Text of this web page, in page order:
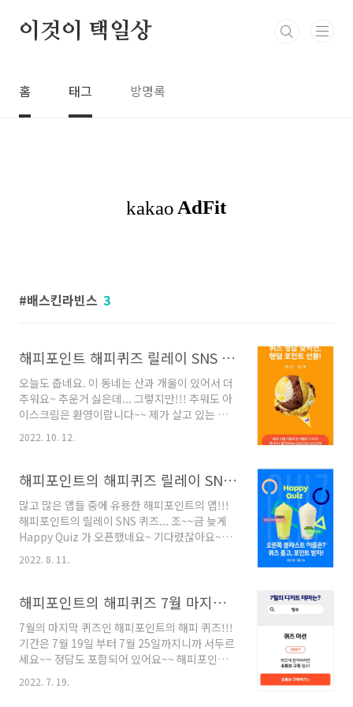
이것이 택일상
홈 태그 방명록
배스킨라빈스 3
해피포인트 해피퀴즈 릴레이 SNS 퀴즈 10월 12일~18일 정답 포함
오늘도 춥네요. 이 동네는 산과 개울이 있어서 더
추워요~ 추운거 싫은데... 그렇지만!!! 추워도 아
이스크림은 환영이랍니다~~ 제가 살고 있는 곳
은 배라가 없어서 차 타고 조금 가야 돼서 슬퍼요
~~ ㅠㅠ 배라로 이야기를 시작했는데요~ 이번 해
같기도 하고~ ㅋㅋㅋㅋㅋ 뭔지 보러 갈까요???
즈는 10월 25일까지 총 3차례로 진행됩니다! 이
번엔 2차 퀴즈!! 10월의 테마는 가을 신메뉴 입니
다! 10월 12일부터 10월 18일까지 총7일간 인스
타그램을 통해 퀴즈를 참여할 수 있어요! 해피포
즈를 확인 후 링크를 통해 정답..
2022. 10. 12.
해피포인트의 해피퀴즈 릴레이 SNS 퀴즈(8월 10일~16일)
많고 많은 앱들 중에 유용한 해피포인트의 앱!!!
해피포인트의 릴레이 SNS 퀴즈... 조~~금 늦게
Happy Quiz 가 오픈했네요~ 기다렸잖아요~~
그러면 정답을 찾아서... Go!! 2022년 8월 10일
부터 8월 30일까지 총 3차로 진행되는 SNS 퀴즈
데요! 첫번째 페이스북에서 공개됐어요~ 페이스
까지랍니다. 8월의 디저트 테마를 맞추는거예요!
여름과일?? 뭐가 있을지 궁금하네요~ 퀴즈미션!
우선 페이스북 좋아요를 하고 디저트 퀴즈에 참
여하시면 돼요~ 페이스북에 들어가시면 친절하
2022. 8. 11.
해피포인트의 해피퀴즈 7월 마지막(7월 19일~25일) 정답포함
7월의 마지막 퀴즈인 해피포인트의 해피 퀴즈!!!
기간은 7월 19일 부터 7월 25일까지니까 서두르
세요~~ 정답도 포함되어 있어요~~ 해피포인트
의 릴레이 SNS 퀴즈~ 최대 1만 포인트를 준다
고?? 이번엔 어떤 sns 일까요? 7월의 디저트 테
2022. 7. 19.